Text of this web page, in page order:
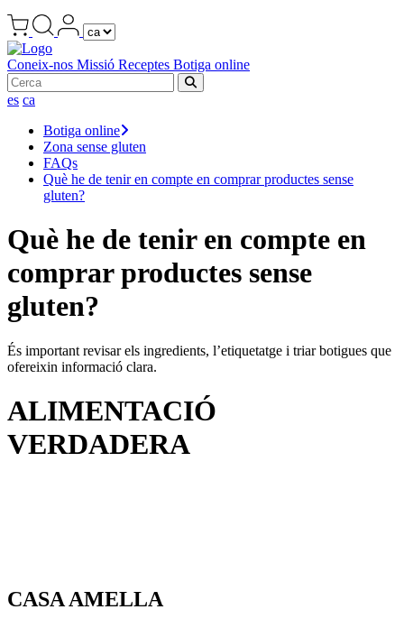
Coneix-nos Missió Receptes Botiga online
es ca
Botiga online
Zona sense gluten
FAQs
Què he de tenir en compte en comprar productes sense
gluten?
Què he de tenir en compte en
comprar productes sense
gluten?
És important revisar els ingredients, l’etiquetatge i triar botigues que
ofereixin informació clara.
ALIMENTACIÓ
VERDADERA
CASA AMELLA